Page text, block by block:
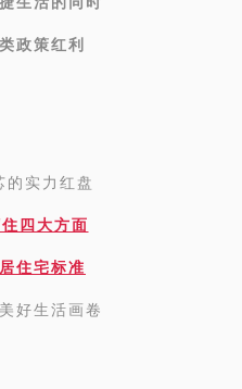
政策红利
的实力红盘
四大方面
住宅标准
好生活画卷